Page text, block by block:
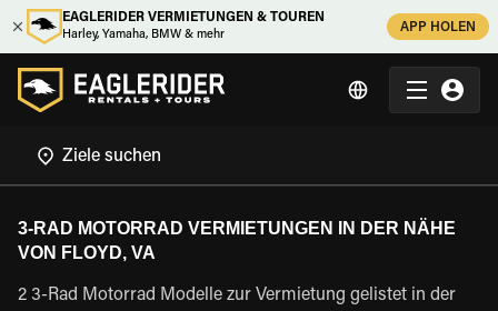
EAGLERIDER VERMIETUNGEN & TOUREN
Harley, Yamaha, BMW & mehr
APP HOLEN
3-RAD MOTORRAD VERMIETUNGEN IN DER NÄHE
VON FLOYD, VA
2 3-Rad Motorrad Modelle zur Vermietung gelistet in der